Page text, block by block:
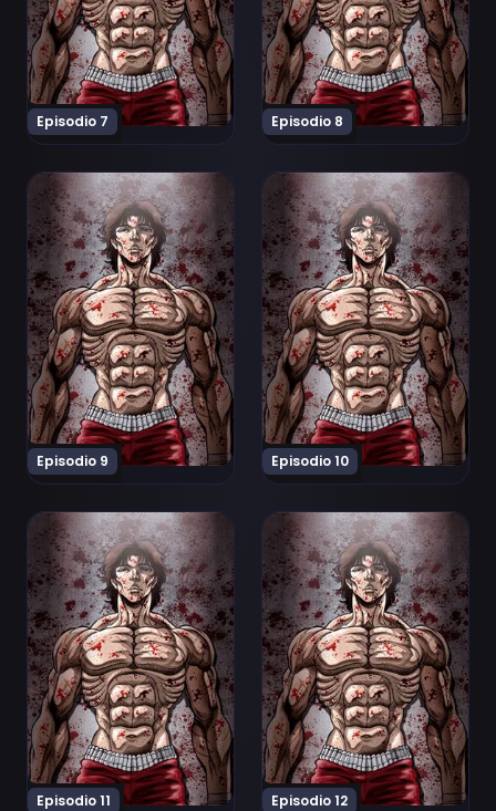
Episodio 7 Episodio 8
Episodio 9
Ver Baki: Dai Raitaisai-hen Episodio 9
Episodio 10
Ver Baki: Dai Raitaisai-hen
Episodio 11
Ver Baki: Dai Raitaisai-hen Episodio 11
Episodio 12
Ver Baki: Dai Raitaisai-hen